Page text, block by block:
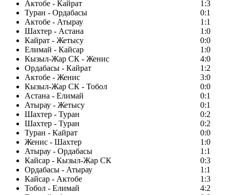
Актобе - Кайрат
1:3
Туран - Ордабасы
0:1
Актобе - Атырау
1:1
Шахтер - Астана
1:0
Кайрат - Жетысу
0:0
Елимай - Кайсар
1:0
Кызыл-Жар СК - Женис
4:0
Ордабасы - Кайрат
1:2
Актобе - Женис
3:0
Кызыл-Жар СК - Тобол
0:0
Астана - Елимай
0:1
Атырау - Жетысу
0:1
Шахтер - Туран
0:2
Шахтер - Туран
0:2
Туран - Кайрат
0:0
Женис - Шахтер
1:0
Атырау - Ордабасы
1:1
Кайсар - Кызыл-Жар СК
0:3
Ордабасы - Атырау
1:1
Кайсар - Актобе
1:3
Тобол - Елимай
4:2